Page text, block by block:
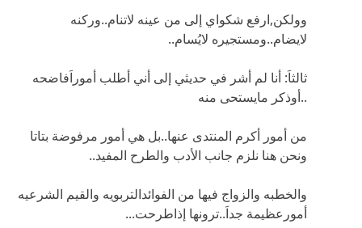
وولكن,ارفع شكواي إلى من عينه لاتنام..وركنه
لايضام..ومستجيره لايُسام..
ثالثاَ: أنا لم أشر في حديثي إلى أني أطلب أموراَفاضحه
..أوذكر مايستحى منه
من أمور أكرم المنتدى عنها..بل هي أمور مرفوضة بتاتا
ونحن هنا نلزم جانب الأدب والطرح المفيد..
والخطبه والزواج فيها من الفوائدالتربويه والقيم الشرعيه
أمورعظيمة جداَ..ترونها إذاطرحت...